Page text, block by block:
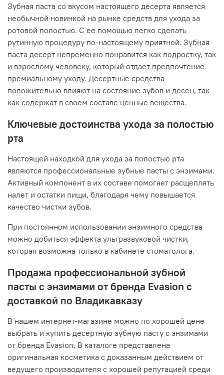
Зубная паста со вкусом настоящего десерта является
необычной новинкой на рынке средств для ухода за
ротовой полостью. С ее помощью легко сделать
рутинную процедуру по-настоящему приятной. Зубная
паста десерт непременно понравится как подростку, так
и взрослому человеку, который отдает предпочтение
премиальному уходу. Десертные средства
положительно влияют на состояние зубов и десен, так
как содержат в своем составе ценные вещества.
Ключевые достоинства ухода за полостью
рта
Настоящей находкой для ухода за полостью рта
являются профессиональные зубные пасты с энзимами.
Активный компонент в их составе помогает расщеплять
налет и остатки пищи, благодаря чему повышается
качество чистки зубов.
При постоянном использовании энзимного средства
можно добиться эффекта ультразвуковой чистки,
которая возможна только в кабинете стоматолога.
Продажа профессиональной зубной
пасты с энзимами от бренда Evasion с
доставкой по Владикавказу
В нашем интернет-магазине можно по хорошей цене
выбрать и купить десертную зубную пасту с энзимами
от бренда Evasion. В каталоге представлена
оригинальная косметика с доказанным действием от
ведущего производителя с хорошей репутацией среди